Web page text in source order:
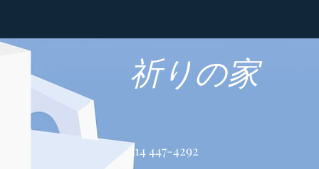
祈りの家
514 447-4292